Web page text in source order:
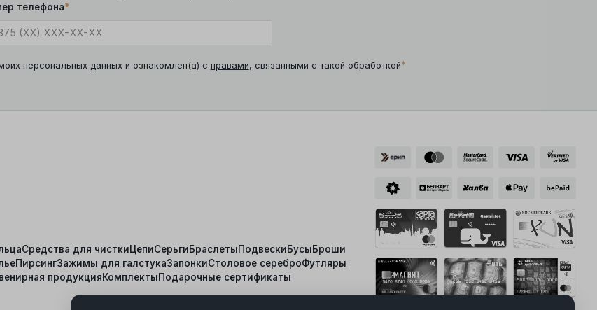
телефона*
персональных данных и ознакомлен(а) с правами, связанными с такой обработкой*
Средства для чисткиЦепиСерьгиБраслетыПодвескиБусыБроши
ПирсингЗажимы для галстукаЗапонкиСтоловое сереброФутляры
продукцияКомплектыПодарочные сертификаты